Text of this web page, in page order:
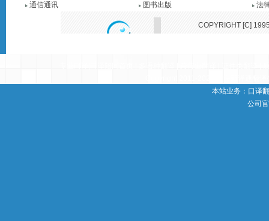
通信通讯
图书出版 法
COPYRIGHT [C]
本站业务： 口译
公司